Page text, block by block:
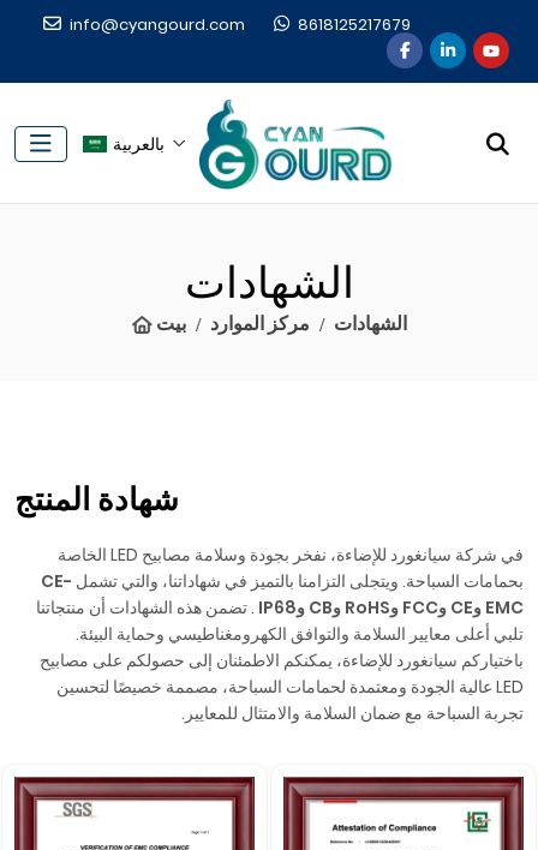
info@cyangourd.com 8618125217679
بالعربية
الشهادات
بيت مركز الموارد الشهادات
شهادة المنتج
في شركة سيانغورد للإضاءة، نفخر بجودة وسلامة مصابيح LED الخاصة
بحمامات السباحة. ويتجلى التزامنا بالتميز في شهاداتنا، والتي تشمل CE-
EMC وCE وFCC وRoHS وCB
وIP68
. تضمن هذه الشهادات أن منتجاتنا
تلبي أعلى معايير السلامة والتوافق الكهرومغناطيسي وحماية البيئة.
باختياركم سيانغورد للإضاءة، يمكنكم الاطمئنان إلى حصولكم على مصابيح
LED عالية الجودة ومعتمدة لحمامات السباحة، مصممة خصيصًا لتحسين
تجربة السباحة مع ضمان السلامة والامتثال للمعايير.